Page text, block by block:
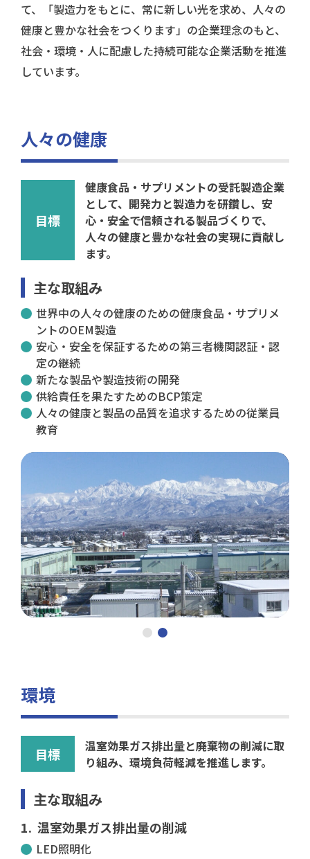
て、「製造力をもとに、常に新しい光を求め、人々の
健康と豊かな社会をつくります」の企業理念のもと、
社会・環境・人に配慮した持続可能な企業活動を推進
しています。
人々の健康
目標
健康食品・サプリメントの受託製造企業
として、開発力と製造力を研鑽し、安
心・安全で信頼される製品づくりで、
人々の健康と豊かな社会の実現に貢献し
ます。
主な取組み
世界中の人々の健康のための健康食品・サプリメ
ントのOEM製造
安心・安全を保証するための第三者機関認証・認
定の継続
新たな製品や製造技術の開発
供給責任を果たすためのBCP策定
人々の健康と製品の品質を追求するための従業員
教育
環境
目標
温室効果ガス排出量と廃棄物の削減に取
り組み、環境負荷軽減を推進します。
主な取組み
温室効果ガス排出量の削減
LED照明化